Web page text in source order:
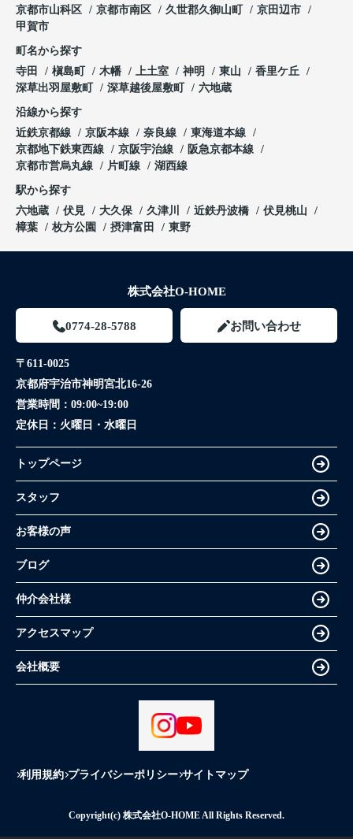
京都市山科区
京都市南区 久世郡久御山町
京田辺市
甲賀市
町名から探す
寺田
槇島町 木幡 上土室 神明 東山
香里ケ丘
深草出羽屋敷町
深草越後屋敷町 六地蔵
沿線から探す
近鉄京都線
京阪本線 奈良線
東海道本線
京都地下鉄東西線
京阪宇治線
阪急京都本線
京都市営烏丸線
片町線 湖西線
駅から探す
六地蔵
伏見 大久保 久津川 近鉄丹波橋
伏見桃山
樟葉
枚方公園 摂津富田 東野
株式会社O-HOME
0774-28-5788 お問い合わせ
〒611-0025
京都府宇治市神明宮北16-26
営業時間： 09:00~19:00
定休日： 火曜日・水曜日
トップページ
スタッフ
お客様の声
ブログ
仲介会社様
アクセスマップ
会社概要
利用規約 プライバシーポリシー サイトマップ
Copyright(c) 株式会社O-HOME All Rights Reserved.